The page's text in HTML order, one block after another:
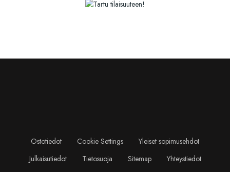
Ostotiedot Cookie Settings
Yleiset sopimusehdot
Julkaisutiedot
Tietosuoja Sitemap Yhteystiedot